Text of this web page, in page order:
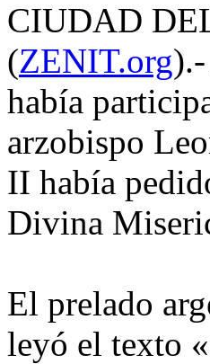
CIUDAD
(ZENIT.org
había
arzobispo
II había
Divina
El prelado
leyó el texto